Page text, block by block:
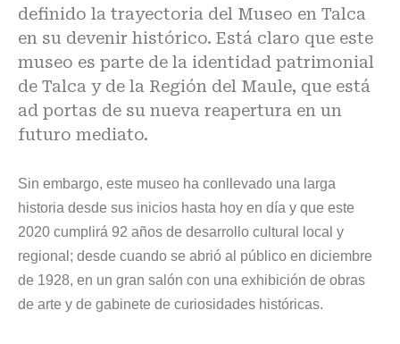
definido la trayectoria del Museo en Talca
en su devenir histórico. Está claro que este
museo es parte de la identidad patrimonial
de Talca y de la Región del Maule, que está
ad portas de su nueva reapertura en un
futuro mediato.
Sin embargo, este museo ha conllevado una larga
historia desde sus inicios hasta hoy en día y que este
2020 cumplirá 92 años de desarrollo cultural local y
regional; desde cuando se abrió al público en diciembre
de 1928, en un gran salón con una exhibición de obras
de arte y de gabinete de curiosidades históricas.